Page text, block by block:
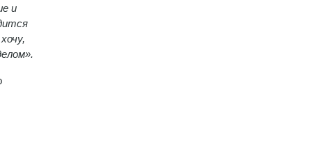
и
хочу,